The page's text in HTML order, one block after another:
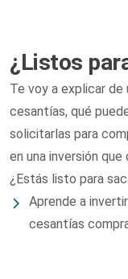
¿Listos
Te voy a explicar de
cesantías, qué
solicitarlas para
en una inversión
¿Estás listo para
Aprende a
cesantías